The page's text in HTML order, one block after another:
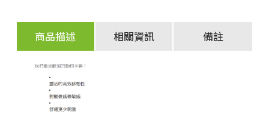
商品描述 相關資訊 備註